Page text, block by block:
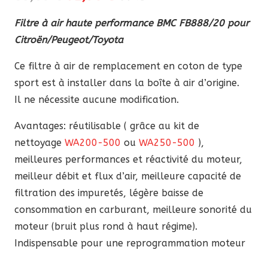
initial
était :
85,60 €.
actuel
est :
72,76 €.
Filtre à air haute performance BMC FB888/20 pour
Citroën/Peugeot/Toyota
Ce filtre à air de remplacement en coton de type
sport est à installer dans la boîte à air d’origine.
Il ne nécessite aucune modification.
Avantages: réutilisable ( grâce au kit de
nettoyage WA200-500 ou WA250-500 ),
meilleures performances et réactivité du moteur,
meilleur débit et flux d’air, meilleure capacité de
filtration des impuretés, légère baisse de
consommation en carburant, meilleure sonorité du
moteur (bruit plus rond à haut régime).
Indispensable pour une reprogrammation moteur